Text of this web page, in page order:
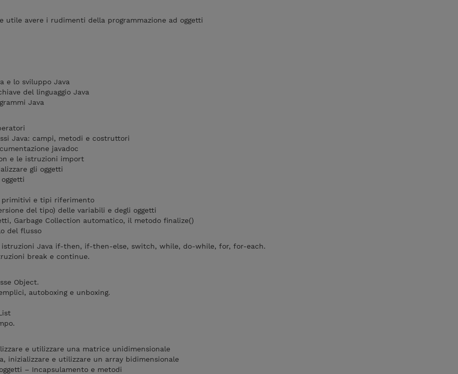
utile avere i rudimenti della programmazione ad oggetti
e lo sviluppo Java
del linguaggio Java
Java
Java: campi, metodi e costruttori
javadoc
e le istruzioni import
gli oggetti
e tipi riferimento
del tipo) delle variabili e degli oggetti
Garbage Collection automatico, il metodo finalize()
del flusso
istruzioni Java if-then, if-then-else, switch, while, do-while, for, for-each.
break e continue.
Object.
autoboxing e unboxing.
e utilizzare una matrice unidimensionale
inizializzare e utilizzare un array bidimensionale
– Incapsulamento e metodi